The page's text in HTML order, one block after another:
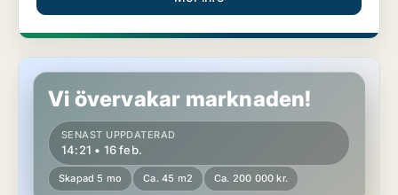
Kontorsfastighet på Södermalm
Vi övervakar marknaden!
SENAST UPPDATERAD
14:21 • 16 feb.
Skapad 5 mo Ca. 45 m2 Ca. 200 000 kr.